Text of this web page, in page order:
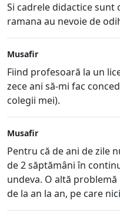
Si cadrele didactice sunt
ramana au nevoie de
Musafir
Fiind profesoară la un
zece ani să-mi fac
colegii mei).
Musafir
Pentru că de ani de zile
de 2 săptămâni în
undeva. O altă
de la an la an, pe care